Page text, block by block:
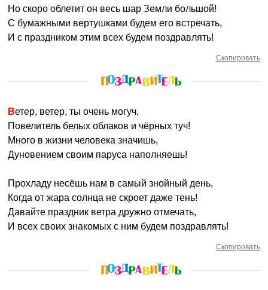
Но скоро облетит он весь шар Земли большой!
С бумажными вертушками будем его встречать,
И с праздником этим всех будем поздравлять!
Скопировать
Ветер, ветер, ты очень могуч,
Повелитель белых облаков и чёрных туч!
Много в жизни человека значишь,
Дуновением своим паруса наполняешь!
Прохладу несёшь нам в самый знойный день,
Когда от жара солнца не скроет даже тень!
Давайте праздник ветра дружно отмечать,
И всех своих знакомых с ним будем поздравлять!
Скопировать